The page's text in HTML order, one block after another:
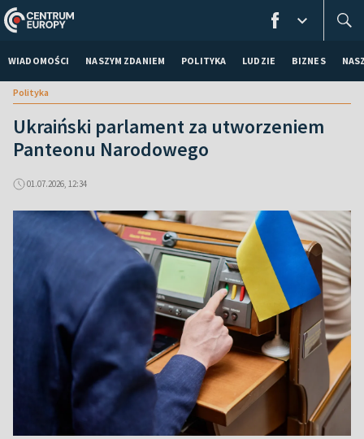
WIADOMOŚCI NASZYM ZDANIEM POLITYKA LUDZIE BIZNES
Polityka
Ukraiński parlament za utworzeniem
Panteonu Narodowego
01.07.2026, 12:34